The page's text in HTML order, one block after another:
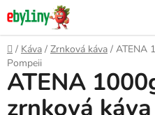
Přejít
na
obsah
Domů
/ Káva / Zrnková káva / ATENA
Pompeii
ATENA
zrnková